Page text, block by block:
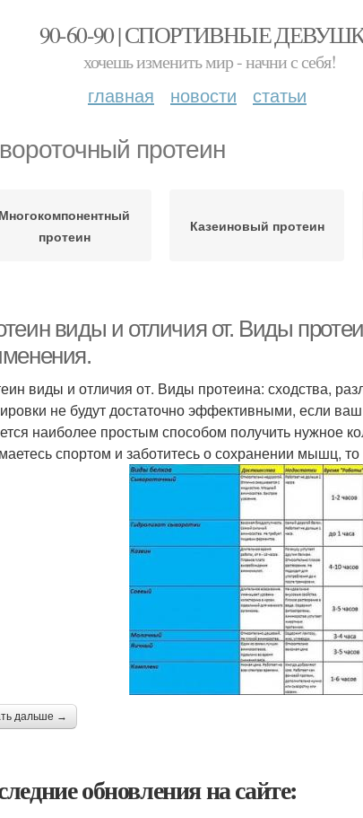
90-60-90 | СПОРТИВНЫЕ
хочешь изменить мир - начни с себя!
главная новости статьи
протеин
Многокомпонентный
протеин
Казеиновый протеин
виды и отличия от. Виды
виды и отличия от. Виды протеина: сходства,
не будут достаточно эффективными, если
наиболее простым способом получить нужное
спортом и заботитесь о сохранении мышц,
дальше →
обновления на сайте: